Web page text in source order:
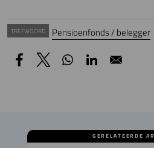
TREFWOORD Pensioenfonds / belegger
GERELATEERDE